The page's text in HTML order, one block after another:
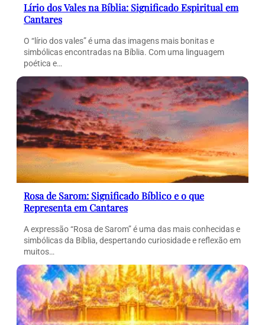
Lírio dos Vales na Bíblia: Significado Espiritual em
Cantares
O “lírio dos vales” é uma das imagens mais bonitas e
simbólicas encontradas na Bíblia. Com uma linguagem
poética e…
Rosa de Sarom: Significado Bíblico e o que
Representa em Cantares
A expressão “Rosa de Sarom” é uma das mais conhecidas e
simbólicas da Bíblia, despertando curiosidade e reflexão em
muitos…